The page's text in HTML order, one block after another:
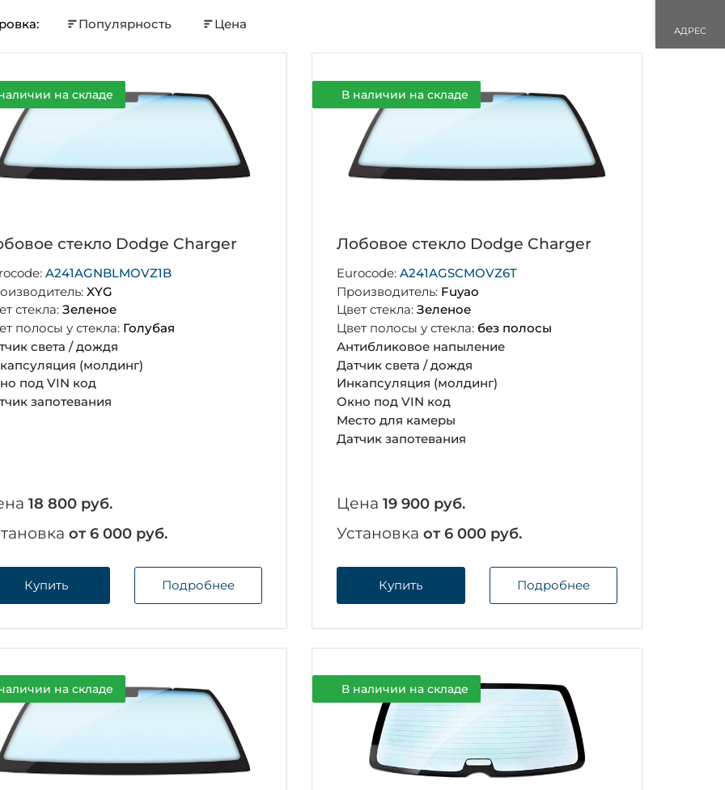
Популярность Цена
на складе
стекло Dodge Charger
A241AGNBLMOVZ1B
XYG
стекла: Зеленое
полосы у стекла: Голубая
света / дождя
(молдинг)
под VIN код
запотевания
18 800 руб.
от 6 000 руб.
Купить Подробнее
В наличии на складе
Лобовое стекло Dodge Charger
Eurocode:A241AGSCMOVZ6T
Производитель: Fuyao
Цвет стекла:Зеленое
Цвет полосы у стекла: без полосы
Антибликовое напыление
Датчик света / дождя
Инкапсуляция (молдинг)
Окно под VIN код
Место для камеры
Датчик запотевания
Цена19 900 руб.
Установкаот 6 000 руб.
Купить Подробнее
на складе В наличии на складе
АДРЕС